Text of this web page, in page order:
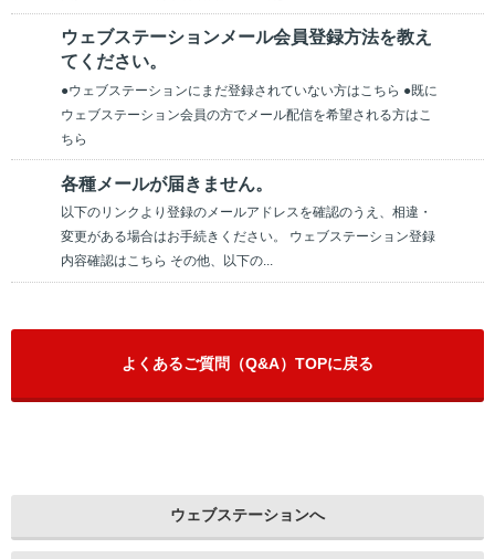
ウェブステーションメール会員登録方法を教え
てください。
●ウェブステーションにまだ登録されていない方はこちら ●既に
ウェブステーション会員の方でメール配信を希望される方はこ
ちら
各種メールが届きません。
以下のリンクより登録のメールアドレスを確認のうえ、相違・
変更がある場合はお手続きください。 ウェブステーション登録
内容確認はこちら その他、以下の...
よくあるご質問（Q&A）TOPに戻る
ウェブステーションへ